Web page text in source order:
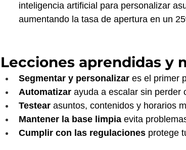
inteligencia artificial para personalizar
aumentando la tasa de apertura en un
Lecciones aprendidas y
Segmentar y personalizar es el primer
Automatizar ayuda a escalar sin perder
Testear asuntos, contenidos y horarios
Mantener la base limpia evita
Cumplir con las regulaciones protege